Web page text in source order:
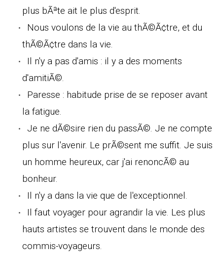
plus bÃªte ait le plus d'esprit.
Nous voulons de la vie au thÃ©Ã¢tre, et du
thÃ©Ã¢tre dans la vie.
Il n'y a pas d'amis : il y a des moments
d'amitiÃ©.
Paresse : habitude prise de se reposer avant
la fatigue.
Je ne dÃ©sire rien du passÃ©. Je ne compte
plus sur l'avenir. Le prÃ©sent me suffit. Je suis
un homme heureux, car j'ai renoncÃ© au
bonheur.
Il n'y a dans la vie que de l'exceptionnel.
Il faut voyager pour agrandir la vie. Les plus
hauts artistes se trouvent dans le monde des
commis-voyageurs.